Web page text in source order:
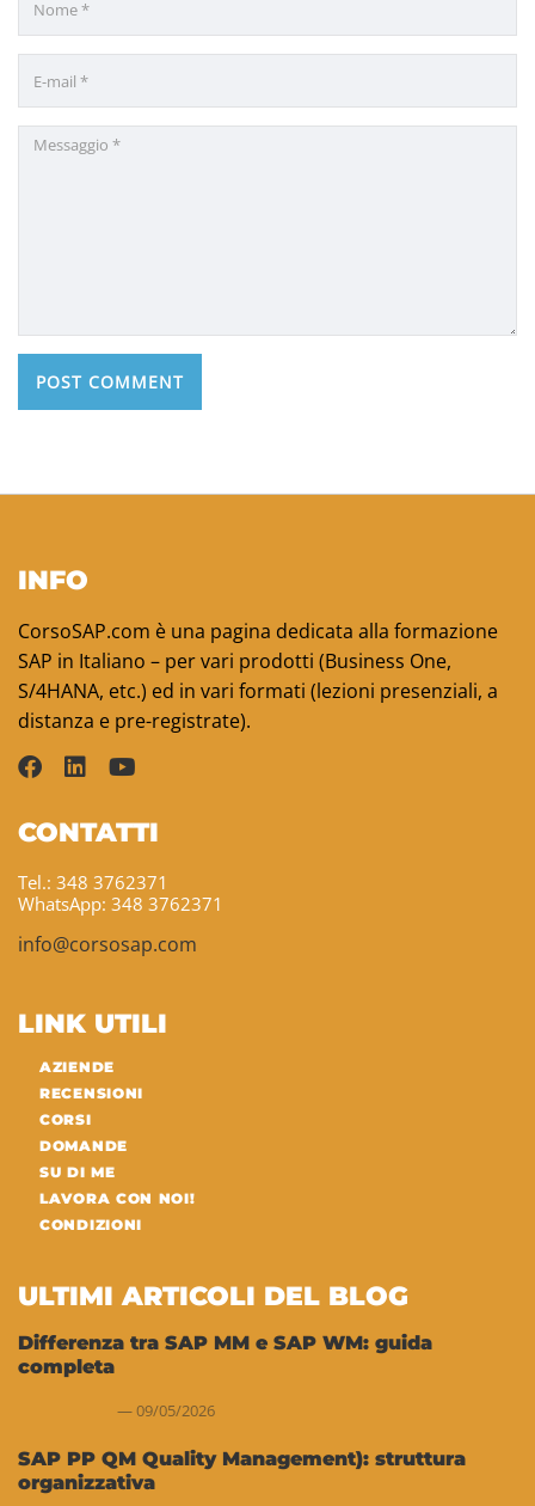
INFO
CorsoSAP.com è una pagina dedicata alla formazione
SAP in Italiano – per vari prodotti (Business One,
S/4HANA, etc.) ed in vari formati (lezioni presenziali, a
distanza e pre-registrate).
CONTATTI
Tel.: 348 3762371
WhatsApp: 348 3762371
info@corsosap.com
LINK UTILI
AZIENDE
RECENSIONI
CORSI
DOMANDE
SU DI ME
LAVORA CON NOI!
CONDIZIONI
ULTIMI ARTICOLI DEL BLOG
Differenza tra SAP MM e SAP WM: guida
completa
09/05/2026
SAP PP QM Quality Management): struttura
organizzativa